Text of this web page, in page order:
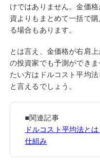
けではありません。金価
資よりもまとめて一括で
る場合もあります。
とは言え、金価格が右肩
の投資家でも予測ができ
たい方はドルコスト平均
と言えるでしょう。
■関連記事
ドルコスト平均法と
仕組み